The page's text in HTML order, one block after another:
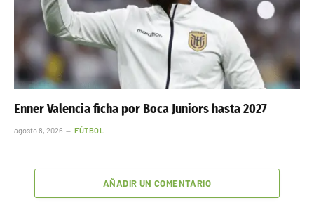
Enner Valencia ficha por Boca Juniors hasta 2027
agosto 8, 2026 FÚTBOL
AÑADIR UN COMENTARIO